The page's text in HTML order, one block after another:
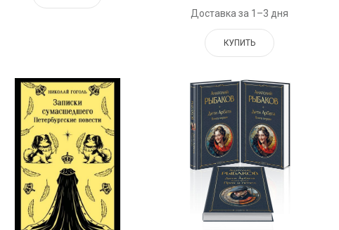
Доставка за 1–3 дня
КУПИТЬ